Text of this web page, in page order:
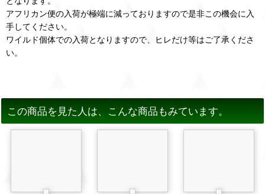
アフリカン便の入荷が極端に減っておりますので是非この機会に入
手してください。
ワイルド個体での入荷となりますので、ヒレだけ等はご了承くださ
い。
この商品を見た人は、こんな商品もみています。